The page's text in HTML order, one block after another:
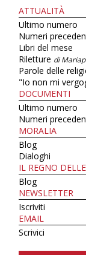
ATTUALITÀ
Ultimo numero
Numeri
Libri del mese
Riletture di
Parole delle
"Io non mi
DOCUMENTI
Ultimo numero
Numeri
MORALIA
Blog
Dialoghi
IL REGNO
Blog
NEWSLETTER
Iscriviti
EMAIL
Scrivici